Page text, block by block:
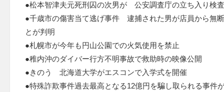
●松本智津夫元死刑囚の次男が 公安調査庁の立ち入り
●千歳市の傷害当て逃げ事件 逮捕された男が店員から無
とが判明
●札幌市が今年も円山公園での火気使用を禁止
●稚内沖のダイバー行方不明事故で救助時の映像公開
●きのう 北海道大学がエスコンで入学式を開催
●特殊詐欺事件過去最高となる12億円を騙し取られる事件